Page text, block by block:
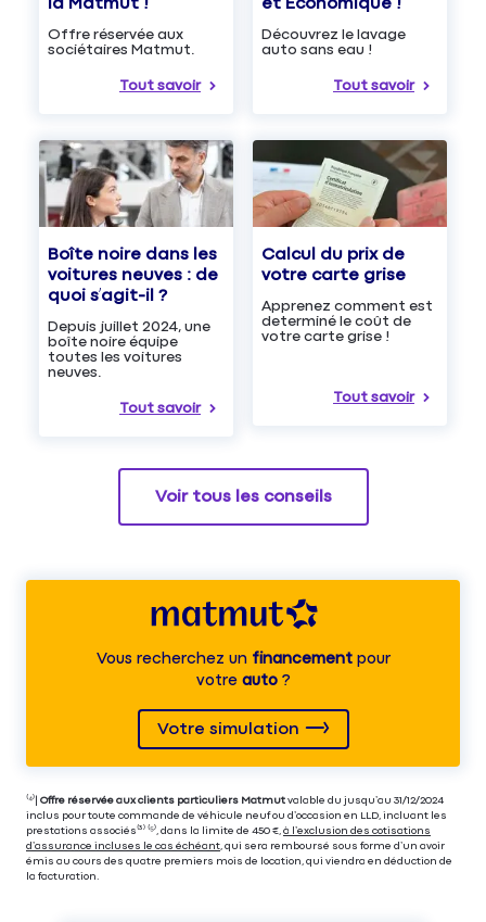
la Matmut !
Offre réservée aux
sociétaires Matmut.
Tout savoir
Découvrez le lavage
auto sans eau !
Tout savoir
Boîte noire dans les
voitures neuves : de
quoi s’agit-il ?
Depuis juillet 2024, une
boîte noire équipe
toutes les voitures
neuves.
Tout savoir
Calcul du prix de
votre carte grise
Apprenez comment est
determiné le coût de
votre carte grise !
Tout savoir
Voir tous les conseils
Vous recherchez unfinancementpour
votre auto?
Votre simulation
⁽⁴⁾| Offre réservée aux clients particuliers Matmut valable du jusqu’au 31/12/2024
inclus pour toute commande de véhicule neuf ou d’occasion en LLD, incluant les
prestations associés⁽³⁾ ⁽⁵⁾, dans la limite de 450 €, à l’exclusion des cotisations
d’assurance incluses le cas échéant , qui sera remboursé sous forme d’un avoir
émis au cours des quatre premiers mois de location, qui viendra en déduction de
la facturation.